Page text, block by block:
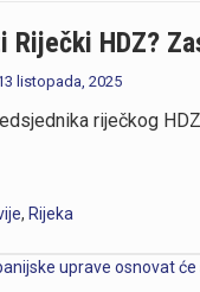
Riječki HDZ?
listopada, 2025
riječkog
, Rijeka